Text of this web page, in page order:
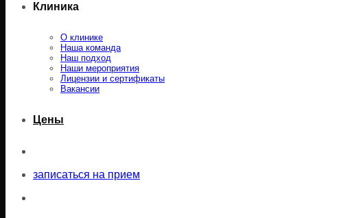
Клиника
О клинике
Наша команда
Наш подход
Наши мероприятия
Лицензии и сертификаты
Вакансии
Цены
записаться на прием